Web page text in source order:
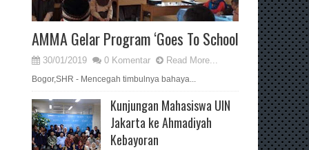
AMMA Gelar Program ‘Goes To School
30/01/2019 0 Komentar Read More...
Bogor,SHR - Mencegah timbulnya bahaya...
Kunjungan Mahasiswa UIN
Jakarta ke Ahmadiyah
Kebayoran